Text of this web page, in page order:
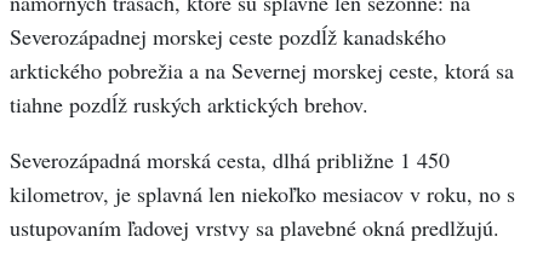
Severozápadnej morskej ceste pozdĺž kanadského
arktického pobrežia a na Severnej morskej ceste, ktorá sa
tiahne pozdĺž ruských arktických brehov.
Severozápadná morská cesta, dlhá približne 1 450
kilometrov, je splavná len niekoľko mesiacov v roku, no s
ustupovaním ľadovej vrstvy sa plavebné okná predlžujú.